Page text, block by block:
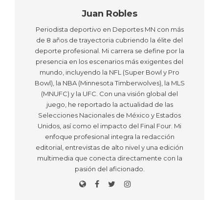
Juan Robles
Periodista deportivo en Deportes MN con más
de 8 años de trayectoria cubriendo la élite del
deporte profesional. Mi carrera se define por la
presencia en los escenarios más exigentes del
mundo, incluyendo la NFL (Super Bowl y Pro
Bowl), la NBA (Minnesota Timberwolves), la MLS
(MNUFC) y la UFC. Con una visión global del
juego, he reportado la actualidad de las
Selecciones Nacionales de México y Estados
Unidos, así como el impacto del Final Four. Mi
enfoque profesional integra la redacción
editorial, entrevistas de alto nivel y una edición
multimedia que conecta directamente con la
pasión del aficionado.